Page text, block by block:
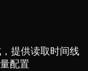
提供读取时间线
配置